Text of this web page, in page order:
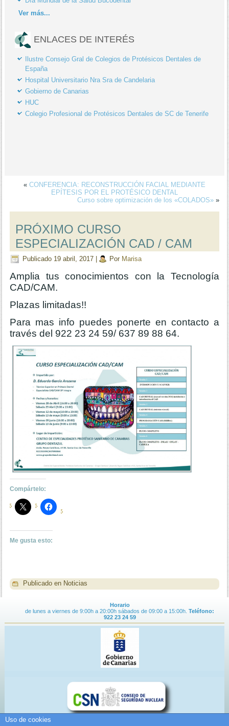
Ver más...
ENLACES DE INTERÉS
Ilustre Consejo Gral de Colegios de Protésicos Dentales de
España
Hospital Universitario Nra Sra de Candelaria
Gobierno de Canarias
HUC
Colegio Profesional de Protésicos Dentales de SC de Tenerife
« CONFERENCIA: RECONSTRUCCIÓN FACIAL MEDIANTE
EPÍTESIS POR EL PROTÉSICO DENTAL
Curso sobre optimización de los «COLADOS»»
PRÓXIMO CURSO
ESPECIALIZACIÓN CAD / CAM
Publicado 19 abril, 2017 Por Marisa
Amplia tus conocimientos con la Tecnología
CAD/CAM.
Plazas limitadas!!
Para mas info puedes ponerte en contacto a
través del 922 23 24 59/ 637 89 88 64.
Compártelo:
Me gusta esto:
Publicado en Noticias
Horario
de lunes a viernes de 9:00h a 20:00h sábados de 09:00 a 15:00h. Teléfono:
922 23 24 59
Uso de cookies